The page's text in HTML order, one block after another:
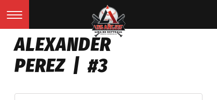
ALEXANDER
PEREZ | #3